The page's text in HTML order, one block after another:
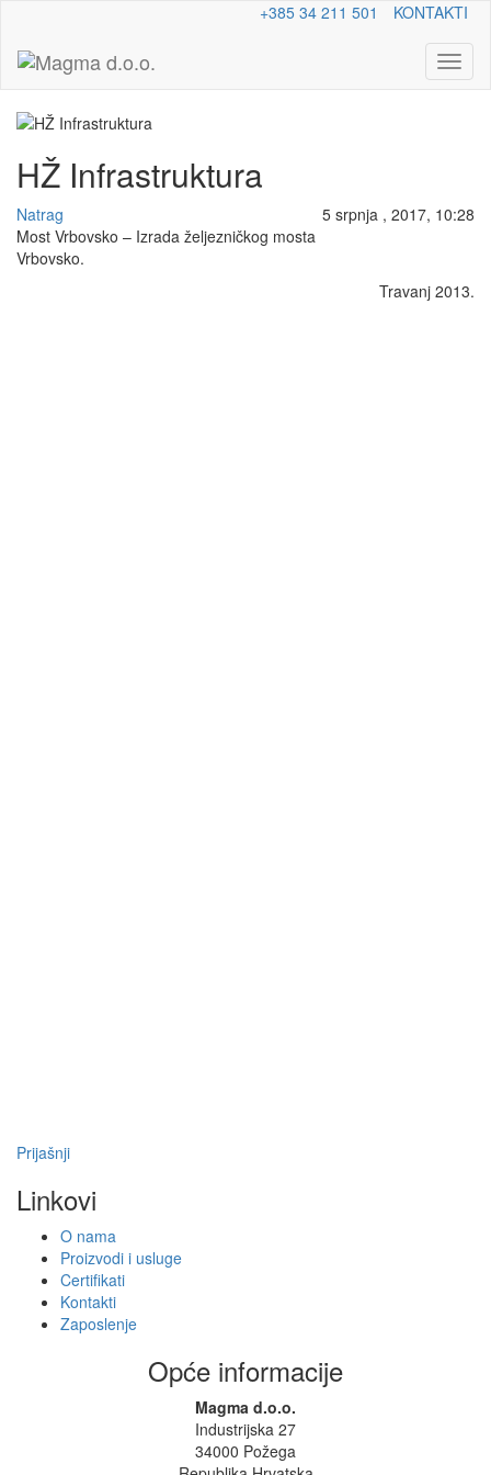
+385 34 211 501 KONTAKTI
HŽ Infrastruktura
Natrag
5 srpnja , 2017, 10:28
Most Vrbovsko – Izrada željezničkog mosta
Vrbovsko.
Travanj 2013.
Prijašnji
Linkovi
O nama
Proizvodi i usluge
Certifikati
Kontakti
Zaposlenje
Opće informacije
Magma d.o.o.
Industrijska 27
34000 Požega